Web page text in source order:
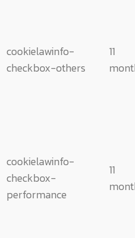
cookielawinfo-
checkbox-others
11
cookielawinfo-
checkbox-
performance
11